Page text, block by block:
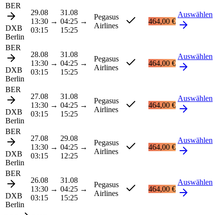
BER
DXB
Berlin
29.08
13:30 →
03:15
31.08
04:25 →
15:25
Pegasus
Airlines
464,00 €
Auswählen
BER
DXB
Berlin
28.08
13:30 →
03:15
31.08
04:25 →
15:25
Pegasus
Airlines
464,00 €
Auswählen
BER
DXB
Berlin
27.08
13:30 →
03:15
31.08
04:25 →
15:25
Pegasus
Airlines
464,00 €
Auswählen
BER
DXB
Berlin
27.08
13:30 →
03:15
29.08
04:25 →
12:25
Pegasus
Airlines
464,00 €
Auswählen
BER
DXB
Berlin
26.08
13:30 →
03:15
31.08
04:25 →
15:25
Pegasus
Airlines
464,00 €
Auswählen